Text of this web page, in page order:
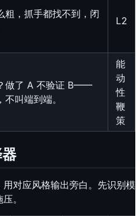
粗，抓手都找不到，闭
L2
做了 A 不验证 B——
叫端到端。
能
动
性
鞭
策
对应风格输出旁白。先识别模
。